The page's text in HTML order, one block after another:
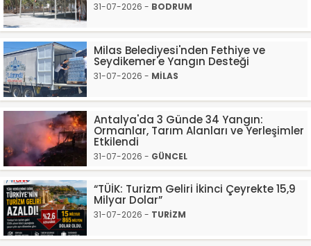
31-07-2026 - BODRUM
Milas Belediyesi'nden Fethiye ve
Seydikemer'e Yangın Desteği
31-07-2026 - MİLAS
Antalya'da 3 Günde 34 Yangın:
Ormanlar, Tarım Alanları ve Yerleşimler
Etkilendi
31-07-2026 - GÜNCEL
“TÜİK: Turizm Geliri İkinci Çeyrekte 15,9
Milyar Dolar”
31-07-2026 - TURİZM